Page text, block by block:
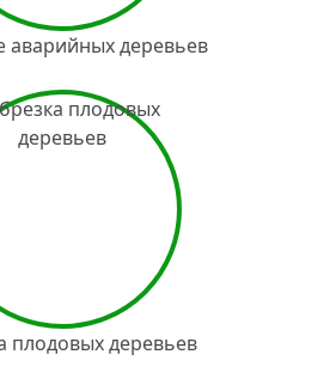
аварийных деревьев
плодовых деревьев